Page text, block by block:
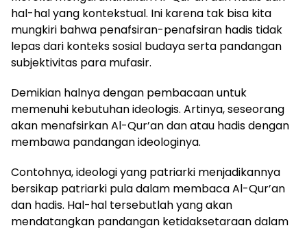
hal-hal yang kontekstual. Ini karena tak bisa kita
mungkiri bahwa penafsiran-penafsiran hadis tidak
lepas dari konteks sosial budaya serta pandangan
subjektivitas para mufasir.
Demikian halnya dengan pembacaan untuk
memenuhi kebutuhan ideologis. Artinya, seseorang
akan menafsirkan Al-Qur’an dan atau hadis dengan
membawa pandangan ideologinya.
Contohnya, ideologi yang patriarki menjadikannya
bersikap patriarki pula dalam membaca Al-Qur’an
dan hadis. Hal-hal tersebutlah yang akan
mendatangkan pandangan ketidaksetaraan dalam